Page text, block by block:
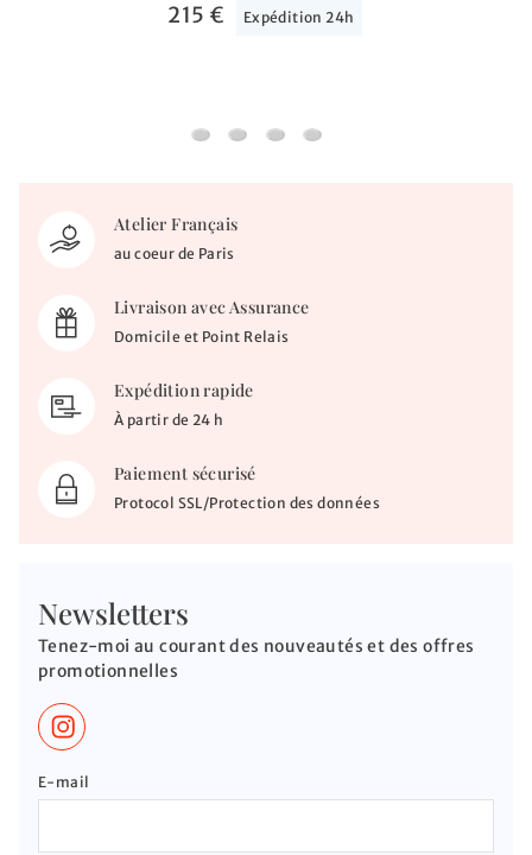
215 € Expédition 24h
Médaille Vierge mère du créateur - Or
Médaille Vierge à l'enfant et la
Médaille Vierge à l'enfant -
Médaille Vierge à l'enfant
Atelier Français
au coeur de Paris
Livraison avec Assurance
Domicile et Point Relais
Expédition rapide
À partir de 24 h
Paiement sécurisé
Protocol SSL/Protection des données
Newsletters
Tenez-moi au courant des nouveautés et des offres
promotionnelles
E-mail